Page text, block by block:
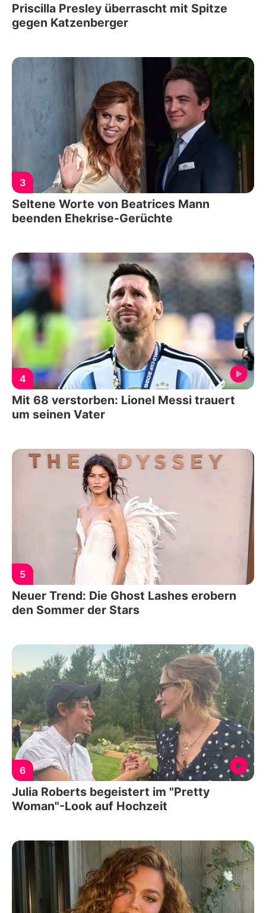
Priscilla Presley überrascht mit Spitze
gegen Katzenberger
3
Seltene Worte von Beatrices Mann
beenden Ehekrise-Gerüchte
4
Mit 68 verstorben: Lionel Messi trauert
um seinen Vater
5
Neuer Trend: Die Ghost Lashes erobern
den Sommer der Stars
6
Julia Roberts begeistert im "Pretty
Woman"-Look auf Hochzeit